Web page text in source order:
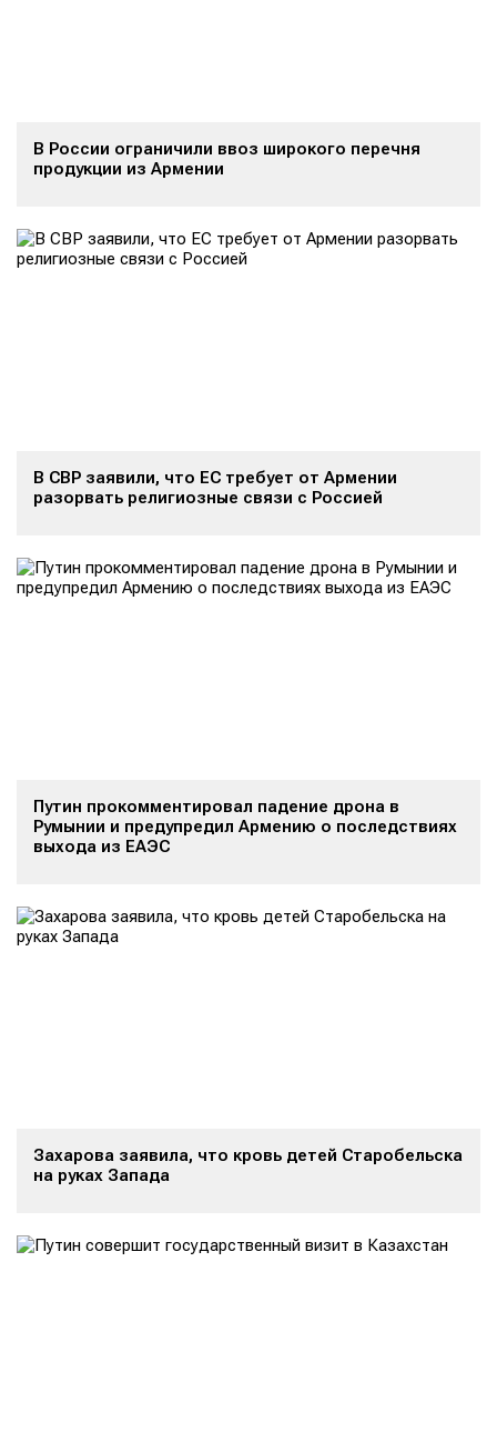
В России ограничили ввоз широкого перечня
продукции из Армении
В СВР заявили, что ЕС требует от Армении
разорвать религиозные связи с Россией
Путин прокомментировал падение дрона в
Румынии и предупредил Армению о последствиях
выхода из ЕАЭС
Захарова заявила, что кровь детей Старобельска
на руках Запада